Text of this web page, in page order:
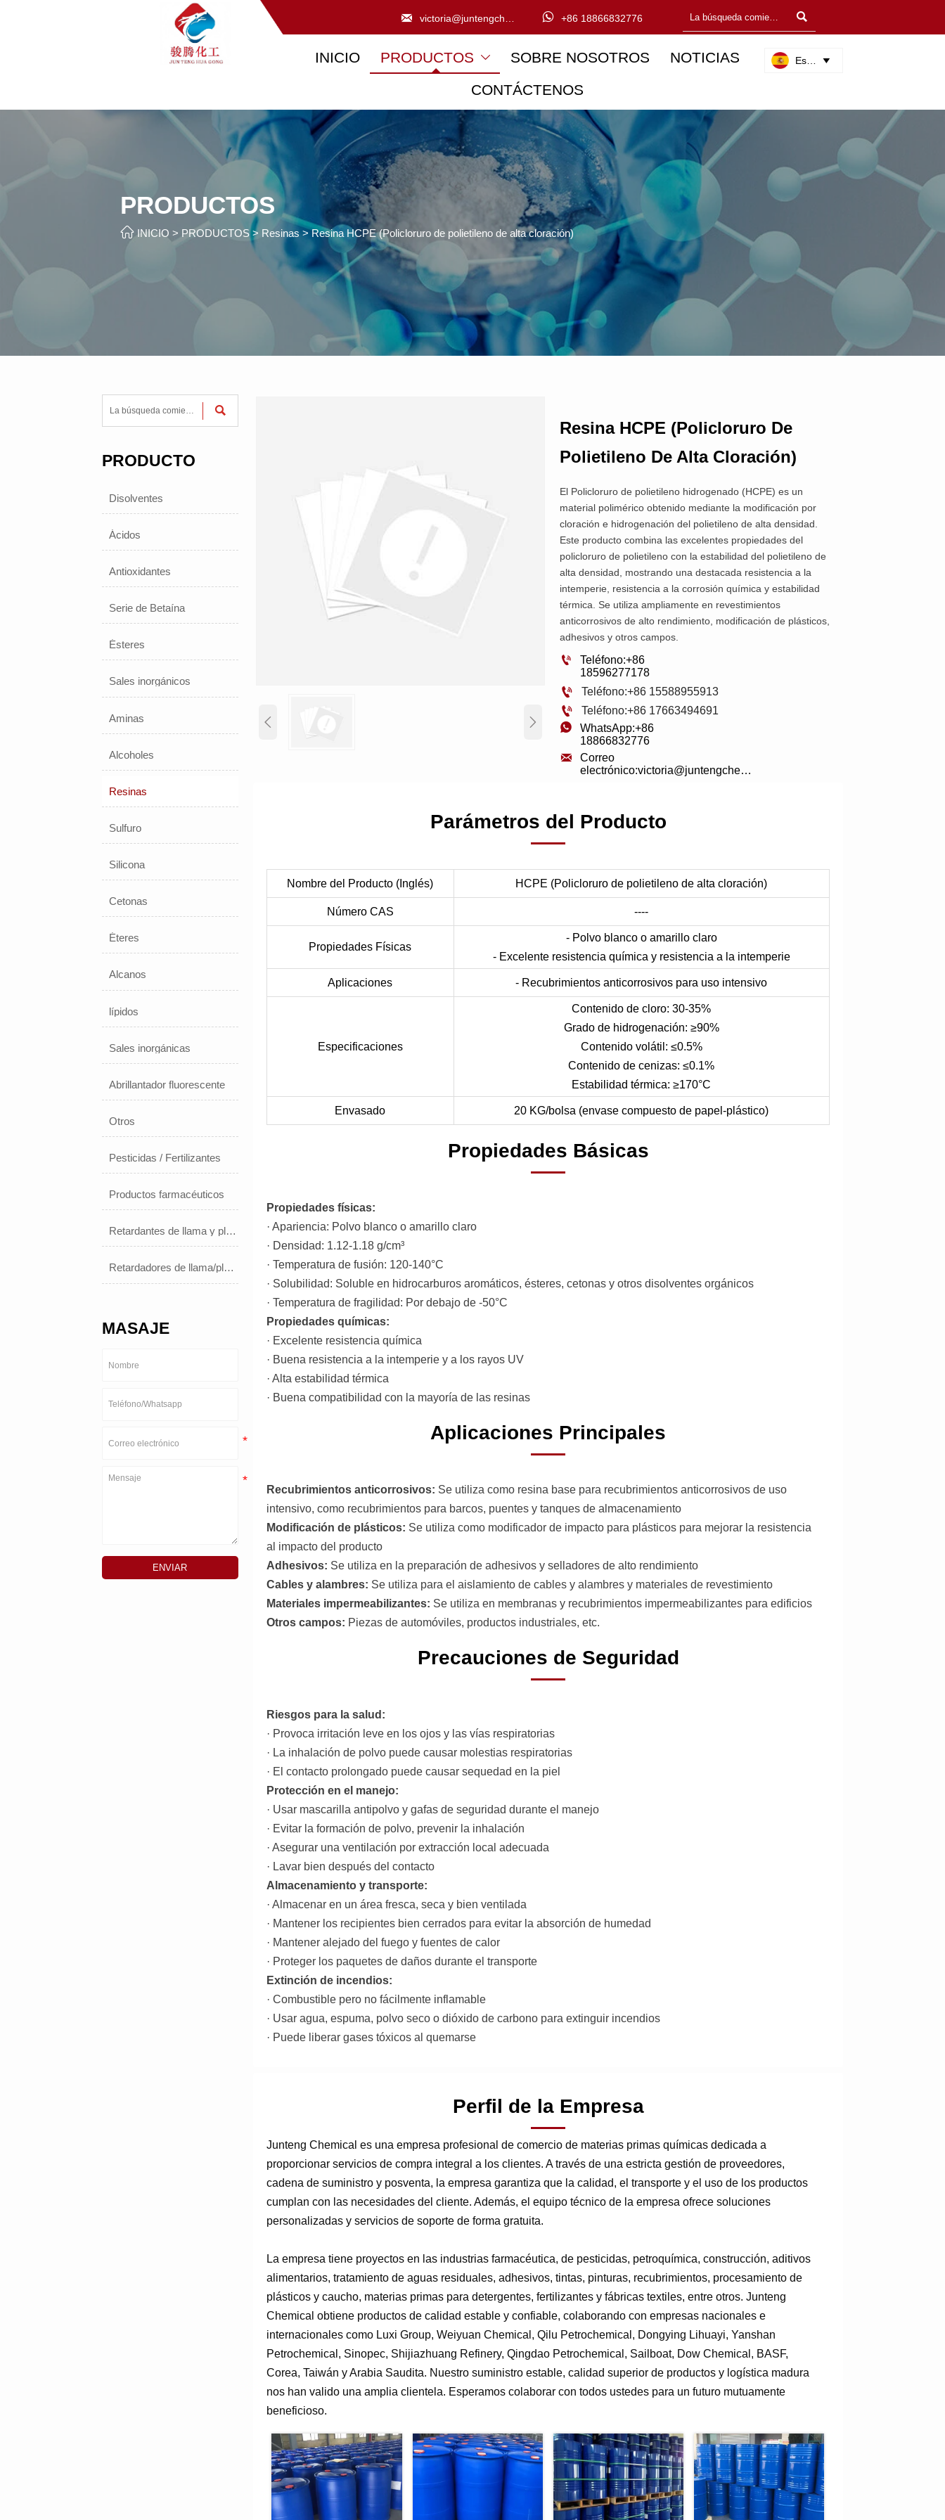
  +86 18866832776 
INICIO PRODUCTOS  SOBRE NOSOTROS NOTICIAS
CONTÁCTENOS

PRODUCTOS
 INICIO > PRODUCTOS> Resinas >Resina HCPE (Policloruro de polietileno de alta cloración)

PRODUCTO
Disolventes
Ácidos
Antioxidantes
Serie de Betaína
Ésteres
Sales inorgánicos
Aminas
Alcoholes
Resinas
Sulfuro
Silicona
Cetonas
Éteres
Alcanos
lípidos
Sales inorgánicas
Abrillantador fluorescente
Otros
Pesticidas / Fertilizantes
Productos farmacéuticos
Retardantes de llama y plastificantes
Retardadores de llama/plastificantes
MASAJE
ENVIAR
 
Resina HCPE (Policloruro De
Polietileno De Alta Cloración)
El Policloruro de polietileno hidrogenado (HCPE) es un
material polimérico obtenido mediante la modificación por
cloración e hidrogenación del polietileno de alta densidad.
Este producto combina las excelentes propiedades del
policloruro de polietileno con la estabilidad del polietileno de
alta densidad, mostrando una destacada resistencia a la
intemperie, resistencia a la corrosión química y estabilidad
térmica. Se utiliza ampliamente en revestimientos
anticorrosivos de alto rendimiento, modificación de plásticos,
adhesivos y otros campos.

Teléfono:+86
18596277178
 Teléfono:+86 15588955913
 Teléfono:+86 17663494691

WhatsApp:+86
18866832776

Correo
electrónico:victoria@juntengchem.com
Parámetros del Producto
Nombre del Producto (Inglés) HCPE (Policloruro de polietileno de alta cloración)
Número CAS ----
Propiedades Físicas
- Polvo blanco o amarillo claro
- Excelente resistencia química y resistencia a la intemperie
Aplicaciones - Recubrimientos anticorrosivos para uso intensivo
Especificaciones
Contenido de cloro: 30-35%
Grado de hidrogenación: ≥90%
Contenido volátil: ≤0.5%
Contenido de cenizas: ≤0.1%
Estabilidad térmica: ≥170°C
Envasado 20 KG/bolsa (envase compuesto de papel-plástico)
Propiedades Básicas
Propiedades físicas:
· Apariencia: Polvo blanco o amarillo claro
· Densidad: 1.12-1.18 g/cm³
· Temperatura de fusión: 120-140°C
· Solubilidad: Soluble en hidrocarburos aromáticos, ésteres, cetonas y otros disolventes orgánicos
· Temperatura de fragilidad: Por debajo de -50°C
Propiedades químicas:
· Excelente resistencia química
· Buena resistencia a la intemperie y a los rayos UV
· Alta estabilidad térmica
· Buena compatibilidad con la mayoría de las resinas
Aplicaciones Principales
Recubrimientos anticorrosivos: Se utiliza como resina base para recubrimientos anticorrosivos de uso
intensivo, como recubrimientos para barcos, puentes y tanques de almacenamiento
Modificación de plásticos: Se utiliza como modificador de impacto para plásticos para mejorar la resistencia
al impacto del producto
Adhesivos: Se utiliza en la preparación de adhesivos y selladores de alto rendimiento
Cables y alambres: Se utiliza para el aislamiento de cables y alambres y materiales de revestimiento
Materiales impermeabilizantes: Se utiliza en membranas y recubrimientos impermeabilizantes para edificios
Otros campos: Piezas de automóviles, productos industriales, etc.
Precauciones de Seguridad
Riesgos para la salud:
· Provoca irritación leve en los ojos y las vías respiratorias
· La inhalación de polvo puede causar molestias respiratorias
· El contacto prolongado puede causar sequedad en la piel
Protección en el manejo:
· Usar mascarilla antipolvo y gafas de seguridad durante el manejo
· Evitar la formación de polvo, prevenir la inhalación
· Asegurar una ventilación por extracción local adecuada
· Lavar bien después del contacto
Almacenamiento y transporte:
· Almacenar en un área fresca, seca y bien ventilada
· Mantener los recipientes bien cerrados para evitar la absorción de humedad
· Mantener alejado del fuego y fuentes de calor
· Proteger los paquetes de daños durante el transporte
Extinción de incendios:
· Combustible pero no fácilmente inflamable
· Usar agua, espuma, polvo seco o dióxido de carbono para extinguir incendios
· Puede liberar gases tóxicos al quemarse
Perfil de la Empresa
Junteng Chemical es una empresa profesional de comercio de materias primas químicas dedicada a
proporcionar servicios de compra integral a los clientes. A través de una estricta gestión de proveedores,
cadena de suministro y posventa, la empresa garantiza que la calidad, el transporte y el uso de los productos
cumplan con las necesidades del cliente. Además, el equipo técnico de la empresa ofrece soluciones
personalizadas y servicios de soporte de forma gratuita.
La empresa tiene proyectos en las industrias farmacéutica, de pesticidas, petroquímica, construcción, aditivos
alimentarios, tratamiento de aguas residuales, adhesivos, tintas, pinturas, recubrimientos, procesamiento de
plásticos y caucho, materias primas para detergentes, fertilizantes y fábricas textiles, entre otros. Junteng
Chemical obtiene productos de calidad estable y confiable, colaborando con empresas nacionales e
internacionales como Luxi Group, Weiyuan Chemical, Qilu Petrochemical, Dongying Lihuayi, Yanshan
Petrochemical, Sinopec, Shijiazhuang Refinery, Qingdao Petrochemical, Sailboat, Dow Chemical, BASF,
Corea, Taiwán y Arabia Saudita. Nuestro suministro estable, calidad superior de productos y logística madura
nos han valido una amplia clientela. Esperamos colaborar con todos ustedes para un futuro mutuamente
beneficioso.